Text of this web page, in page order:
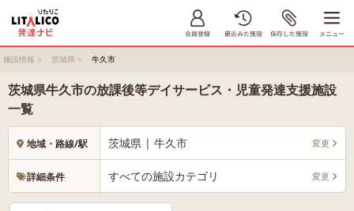
施設情報 > 茨城県 > 牛久市
茨城県牛久市の放課後等デイサービス・児童発達支援施設
一覧
地域・路線/駅 茨城県 | 牛久市 変更
詳細条件 すべての施設カテゴリ 変更